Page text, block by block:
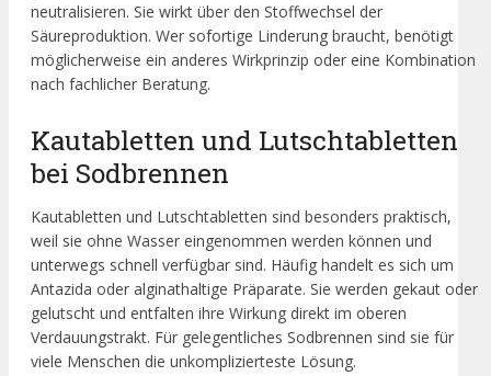
neutralisieren. Sie wirkt über den Stoffwechsel der
Säureproduktion. Wer sofortige Linderung braucht, benötigt
möglicherweise ein anderes Wirkprinzip oder eine Kombination
nach fachlicher Beratung.
Kautabletten und Lutschtabletten
bei Sodbrennen
Kautabletten und Lutschtabletten sind besonders praktisch,
weil sie ohne Wasser eingenommen werden können und
unterwegs schnell verfügbar sind. Häufig handelt es sich um
Antazida oder alginathaltige Präparate. Sie werden gekaut oder
gelutscht und entfalten ihre Wirkung direkt im oberen
Verdauungstrakt. Für gelegentliches Sodbrennen sind sie für
viele Menschen die unkomplizierteste Lösung.